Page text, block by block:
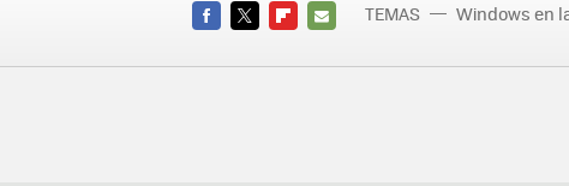
MAIL
TEMAS Windows en